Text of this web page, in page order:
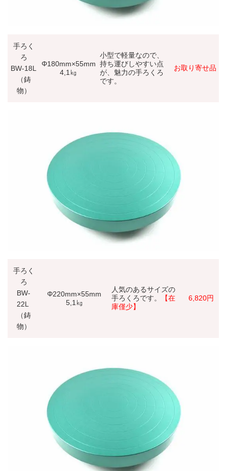
手ろく
ろ
BW-18L
（鋳
物）
Φ180mm×55mm
4,1㎏
小型で軽量なので、
持ち運びしやすい点
が、魅力の手ろくろ
です。
お取り寄せ品
手ろく
ろ
BW-
22L
（鋳
物）
Φ220mm×55mm
5,1㎏
人気のあるサイズの
手ろくろです。
【在
庫僅少】
6,820円